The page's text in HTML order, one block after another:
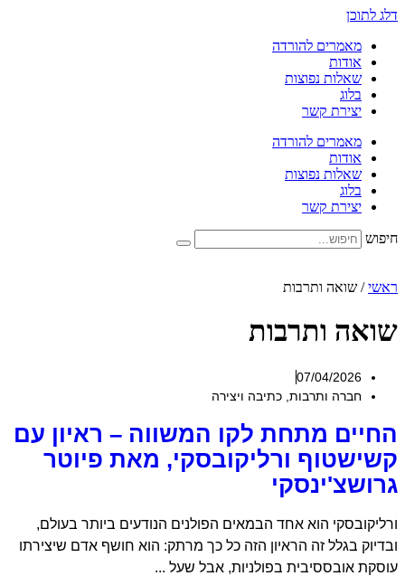
דלג לתוכן
מאמרים להורדה
אודות
שאלות נפוצות
בלוג
יצירת קשר
מאמרים להורדה
אודות
שאלות נפוצות
בלוג
יצירת קשר
חיפוש
ראשי/ שואה ותרבות
שואה ותרבות
07/04/2026
חברה ותרבות כתיבה ויצירה
החיים מתחת לקו המשווה – ראיון עם
קשישטוף ורליקובסקי, מאת פיוטר
גרושצ'ינסקי
ורליקובסקי הוא אחד הבמאים הפולנים הנודעים ביותר בעולם,
ובדיוק בגלל זה הראיון הזה כל כך מרתק: הוא חושף אדם שיצירתו
עוסקת אובססיבית בפולניות, אבל שעל